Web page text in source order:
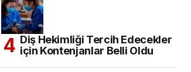
Diş Hekimliği Tercih Edecekler
için Kontenjanlar Belli Oldu